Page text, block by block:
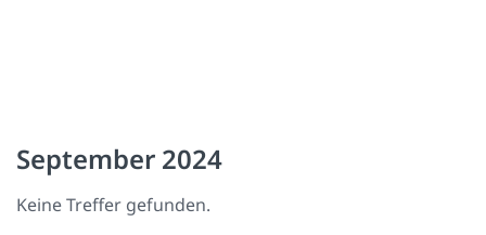
September 2024
Keine Treffer gefunden.